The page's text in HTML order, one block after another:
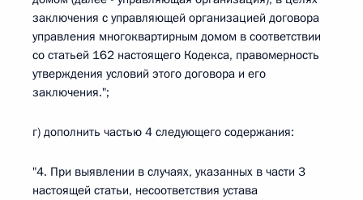
заключения с управляющей организацией договора
управления многоквартирным домом в соответствии
со статьей 162 настоящего Кодекса, правомерность
утверждения условий этого договора и его
заключения.";
г) дополнить частью 4 следующего содержания:
"4. При выявлении в случаях, указанных в части 3
настоящей статьи, несоответствия устава